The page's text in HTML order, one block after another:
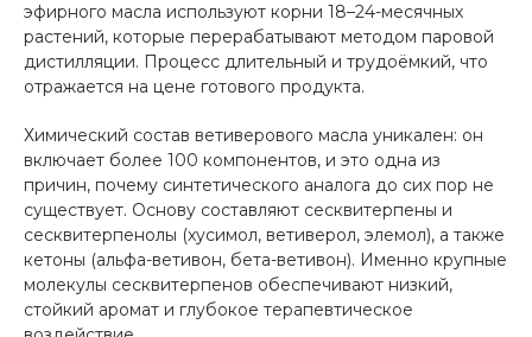
эфирного масла используют корни 18–24-месячных
растений, которые перерабатывают методом паровой
дистилляции. Процесс длительный и трудоёмкий, что
отражается на цене готового продукта.
Химический состав ветиверового масла уникален: он
включает более 100 компонентов, и это одна из
причин, почему синтетического аналога до сих пор не
существует. Основу составляют сесквитерпены и
сесквитерпенолы (хусимол, ветиверол, элемол), а также
кетоны (альфа-ветивон, бета-ветивон). Именно крупные
молекулы сесквитерпенов обеспечивают низкий,
стойкий аромат и глубокое терапевтическое